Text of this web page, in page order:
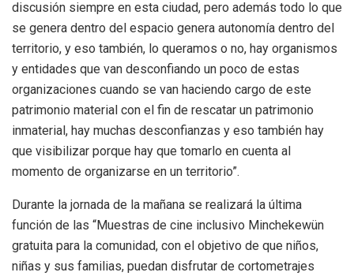
discusión siempre en esta ciudad, pero además todo lo que
se genera dentro del espacio genera autonomía dentro del
territorio, y eso también, lo queramos o no, hay organismos
y entidades que van desconfiando un poco de estas
organizaciones cuando se van haciendo cargo de este
patrimonio material con el fin de rescatar un patrimonio
inmaterial, hay muchas desconfianzas y eso también hay
que visibilizar porque hay que tomarlo en cuenta al
momento de organizarse en un territorio”.
Durante la jornada de la mañana se realizará la última
función de las “Muestras de cine inclusivo Minchekewün
gratuita para la comunidad, con el objetivo de que niños,
niñas y sus familias, puedan disfrutar de cortometrajes